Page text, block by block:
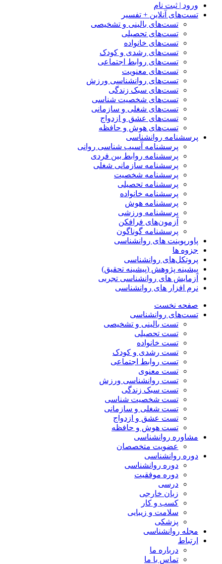
ورود | ثبت نام
تست‌های آنلاین + تفسیر
تست‌های بالینی و تشخیصی
تست‌های تحصیلی
تست‌های خانواده
تست‌های رشدی و کودک
تست‌های روابط اجتماعی
تست‌های معنویت
تست‌های روانشناسی ورزش
تست‌های سبک زندگی
تست‌های شخصیت شناسی
تست‌های شغلی و سازمانی
تست‌های عشق و ازدواج
تست‌های هوش و حافظه
پرسشنامه روانشناسی
پرسشنامه آسیب شناسی روانی
پرسشنامه روابط بین فردی
پرسشنامه سازمانی شغلی
پرسشنامه شخصیت
پرسشنامه تحصیلی
پرسشنامه خانواده
پرسشنامه هوش
پرسشنامه ورزشی
آزمون‌های فرافکن
پرسشنامه گوناگون
پاورپوینت های روانشناسی
جزوه ها
پروتکل‌های روانشناسی
پیشینه پژوهش (پیشینه تحقیق)
آزمایش های روانشناسی تجربی
نرم افزار های روانشناسی
صفحه نخست
تست‌های روانشناسی
تست بالینی و تشخیصی
تست تحصیلی
تست خانواده
تست رشدی و کودک
تست روابط اجتماعی
تست معنوی
تست روانشناسی ورزش
تست سبک زندگی
تست شخصیت شناسی
تست شغلی و سازمانی
تست عشق و ازدواج
تست هوش و حافظه
مشاوره روانشناسی
عضویت متخصصان
دوره روانشناسی
دوره روانشناسی
دوره موفقیت
درسی
زبان خارجی
کسب و کار
سلامت و زیبایی
پزشکی
مجله روانشناسی
ارتباط
درباره ما
تماس با ما